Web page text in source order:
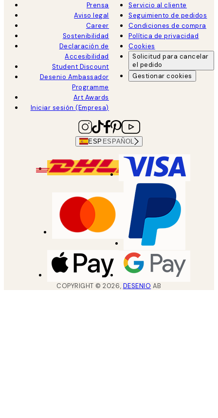
Prensa
Aviso legal
Career
Sostenibilidad
Declaración de
Accesibilidad
Student Discount
Desenio Ambassador
Programme
Art Awards
Iniciar sesión (Empresa)
Servicio al cliente
Seguimiento de pedidos
Condiciones de compra
Política de privacidad
Cookies
Solicitud para cancelar
el pedido
Gestionar cookies
ESP ESPAÑOL
COPYRIGHT ©2026, DESENIO AB